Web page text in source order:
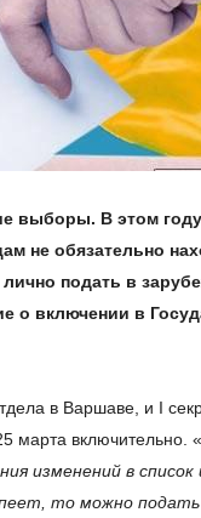
выборы. В этом
не обязательно
подать в
о включении в
в Варшаве, и I
марта включительно. «
изменений в
то можно подать